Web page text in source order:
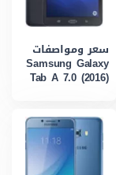
سعر ومواصفات
Samsung Galaxy
Tab A 7.0 (2016)